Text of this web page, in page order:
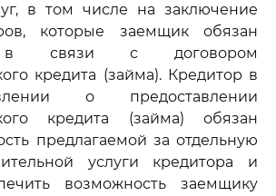
в том числе на заключение
которые заемщик обязан
в связи с договором
кредита (займа). Кредитор в
о предоставлении
кредита (займа) обязан
предлагаемой за отдельную
услуги кредитора и
возможность заемщику